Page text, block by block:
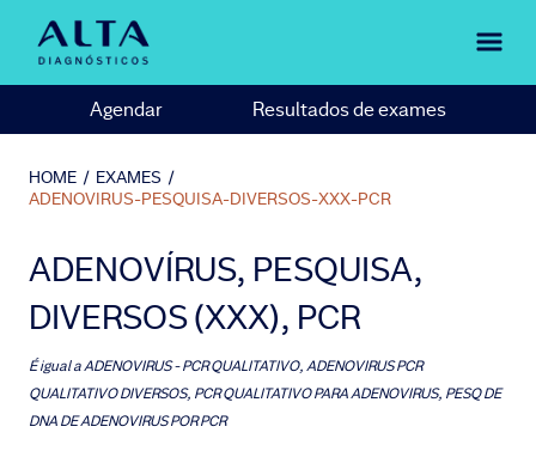
Agendar Resultados de exames
HOME / EXAMES /
ADENOVIRUS-PESQUISA-DIVERSOS-XXX-PCR
ADENOVÍRUS, PESQUISA,
DIVERSOS (XXX), PCR
É igual aADENOVIRUS - PCR QUALITATIVO, ADENOVIRUS PCR
QUALITATIVO DIVERSOS, PCR QUALITATIVO PARA ADENOVIRUS, PESQ DE
DNA DE ADENOVIRUS POR PCR